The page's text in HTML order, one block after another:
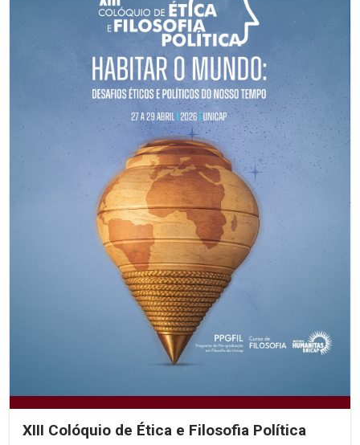
XIII Colóquio de Ética e Filosofia Política